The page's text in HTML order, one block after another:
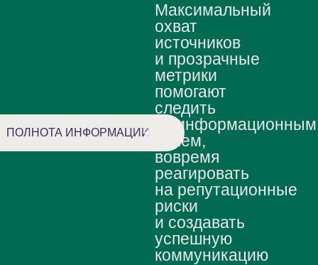
ПОЛНОТА ИНФОРМАЦИИ
Максимальный
охват
источников
и прозрачные
метрики
помогают
следить
за информационным
полем,
вовремя
реагировать
на репутационные
риски
и создавать
успешную
коммуникацию